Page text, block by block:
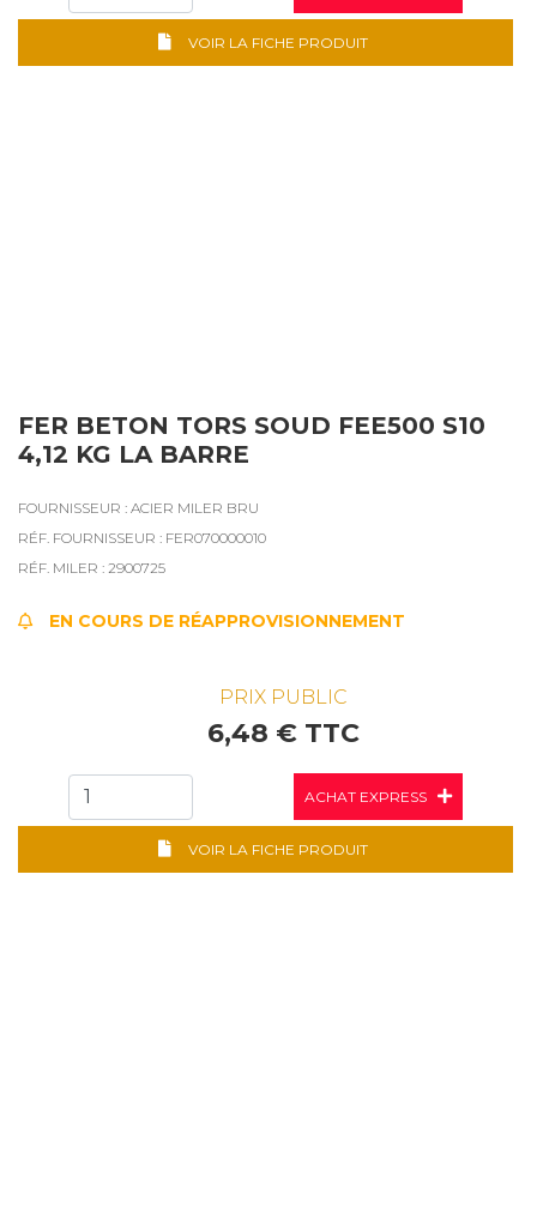
VOIR LA FICHE PRODUIT
FER BETON TORS SOUD FEE500 S10
4,12 KG LA BARRE
FOURNISSEUR : ACIER MILER BRU
RÉF. FOURNISSEUR : FER070000010
RÉF. MILER : 2900725
EN COURS DE RÉAPPROVISIONNEMENT
PRIX PUBLIC
6,48 € TTC
ACHAT EXPRESS
VOIR LA FICHE PRODUIT